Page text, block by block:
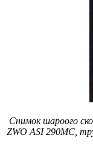
Снимок шароого
ZWO ASI 290MC,